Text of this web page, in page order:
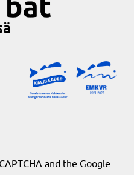
and the Google